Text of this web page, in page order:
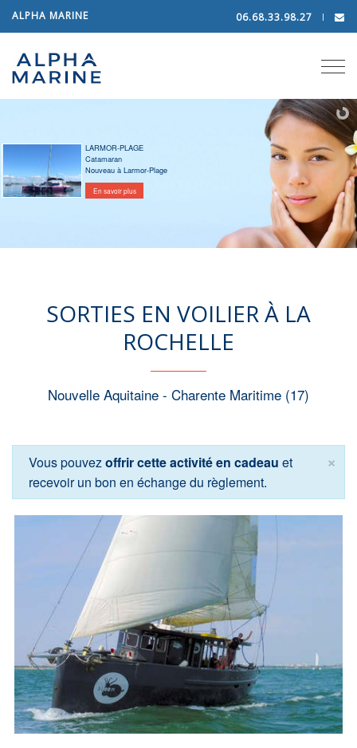
ALPHA MARINE 06.68.33.98.27
LARMOR-PLAGE
Catamaran
Nouveau à Larmor-Plage
En savoir plus
SORTIES EN VOILIER À LA
ROCHELLE
Nouvelle Aquitaine - Charente Maritime (17)
×
Vous pouvezoffrir cette activité en cadeau et
recevoir un bon en échange du règlement.